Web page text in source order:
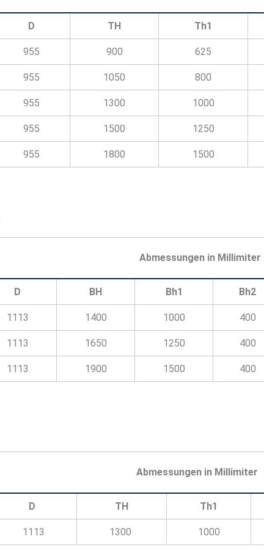
D TH Th1
955 900 625
955 1050 800
955 1300 1000
955 1500 1250
955 1800 1500
Abmessungen in Millimiter
D BH Bh1 Bh2
1113 1400 1000 400
1113 1650 1250 400
1113 1900 1500 400
Abmessungen in Millimiter
D TH Th1
1113 1300 1000